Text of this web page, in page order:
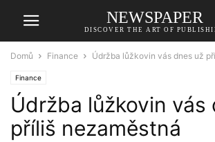
NEWSPAPER
DISCOVER THE ART OF
Domů Finance Údržba lůžkovin vás dnes už
Finance
Údržba lůžkovin vás
příliš nezaměstná